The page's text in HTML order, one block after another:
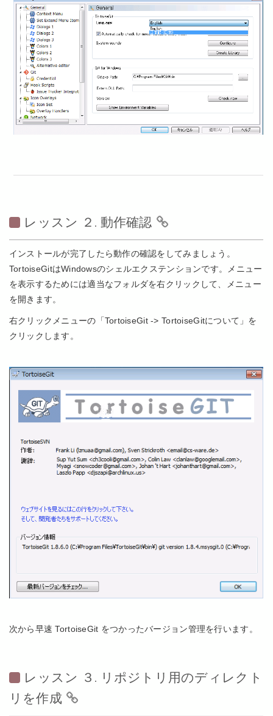
レッスン ２. 動作確認
インストールが完了したら動作の確認をしてみましょう。
TortoiseGitはWindowsのシェルエクステンションです。メニュー
を表示するためには適当なフォルダを右クリックして、メニュー
を開きます。
右クリックメニューの「TortoiseGit -> TortoiseGitについて」を
クリックします。
次から早速 TortoiseGit をつかったバージョン管理を行います。
レッスン ３. リポジトリ用のディレクト
リを作成